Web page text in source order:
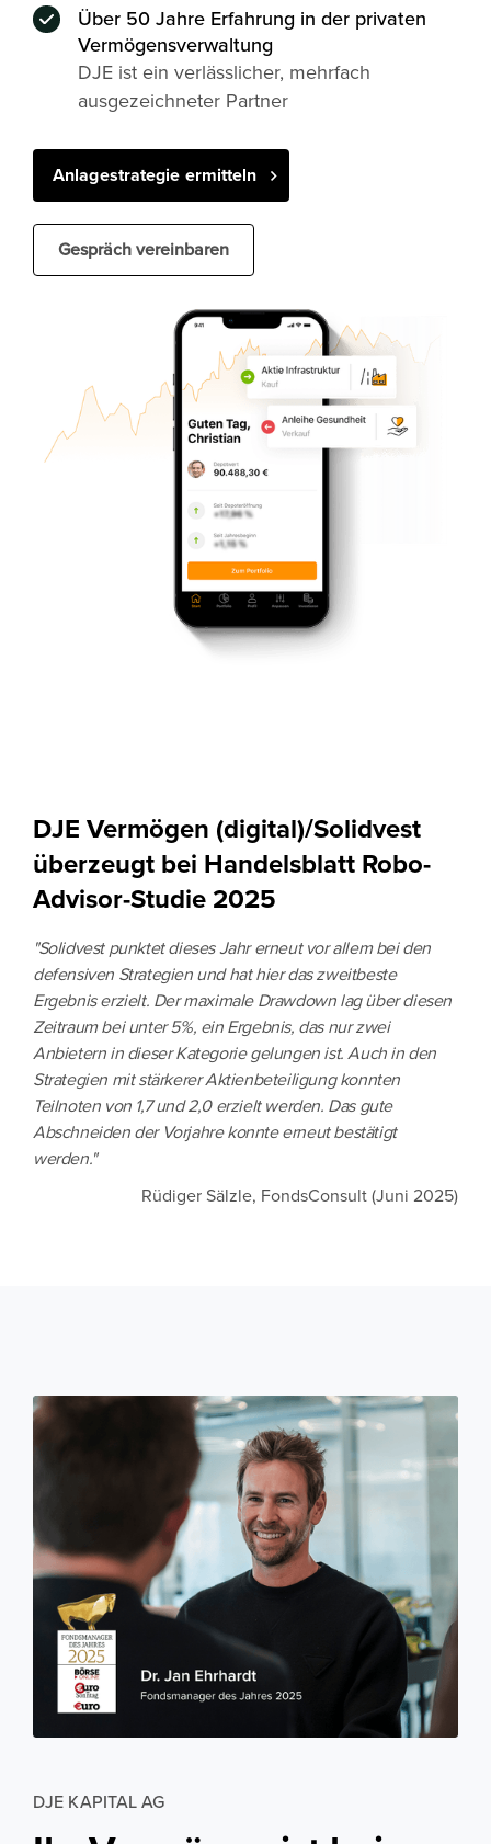
Über 50 Jahre Erfahrung in der privaten
Vermögensverwaltung
DJE ist ein verlässlicher, mehrfach
ausgezeichneter Partner
Anlagestrategie ermitteln
Gespräch vereinbaren
DJE Vermögen (digital)/Solidvest
überzeugt bei Handelsblatt Robo-
Advisor-Studie 2025
"Solidvest punktet dieses Jahr erneut vor allem bei den
defensiven Strategien und hat hier das zweitbeste
Ergebnis erzielt. Der maximale Drawdown lag über diesen
Zeitraum bei unter 5%, ein Ergebnis, das nur zwei
Anbietern in dieser Kategorie gelungen ist. Auch in den
Strategien mit stärkerer Aktienbeteiligung konnten
Teilnoten von 1,7 und 2,0 erzielt werden. Das gute
Abschneiden der Vorjahre konnte erneut bestätigt
werden."
Rüdiger Sälzle, FondsConsult (Juni 2025)
DJE KAPITAL AG